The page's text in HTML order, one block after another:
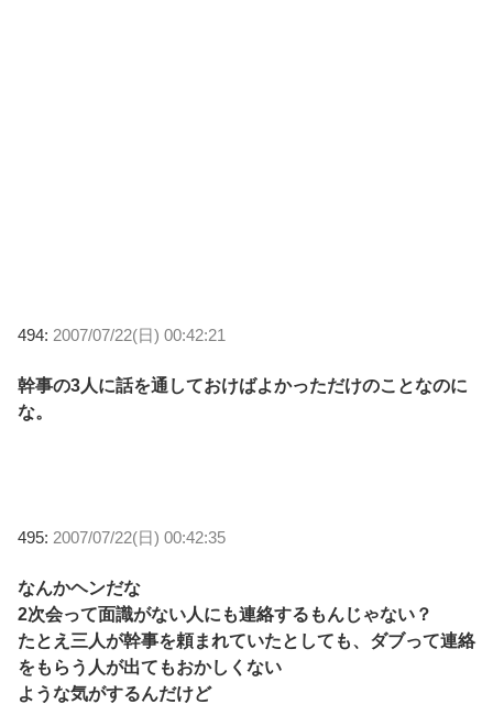
494: 2007/07/22(日) 00:42:21
幹事の3人に話を通しておけばよかっただけのことなのに
な。
495: 2007/07/22(日) 00:42:35
なんかヘンだな
2次会って面識がない人にも連絡するもんじゃない？
たとえ三人が幹事を頼まれていたとしても、ダブって連絡
をもらう人が出てもおかしくない
ような気がするんだけど